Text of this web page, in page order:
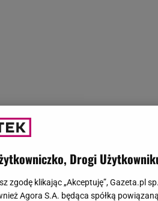
Drogi
zgodę klikając „Akceptuję”, Gazeta.pl
Agora S.A. będąca spółką